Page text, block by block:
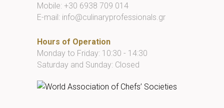
Mobile: +30 6938 709 014
E-mail: info@culinaryprofessionals.gr
Hours of Operation
Monday to Friday: 10:30 - 14:30
Saturday and Sunday: Closed